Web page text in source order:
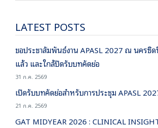
LATEST POSTS
ขอประชาสัมพันธ์งาน APASL 2027 ณ นครซิด
แล้ว และใกล้ปิดรับบทคัดย่อ
31 ก.ค. 2569
เปิดรับบทคัดย่อสำหรับการประชุม APASL
21 ก.ค. 2569
GAT MIDYEAR 2026 : CLINICAL